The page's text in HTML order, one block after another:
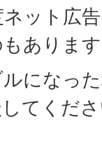
ット広
ありま
になっ
てくだ